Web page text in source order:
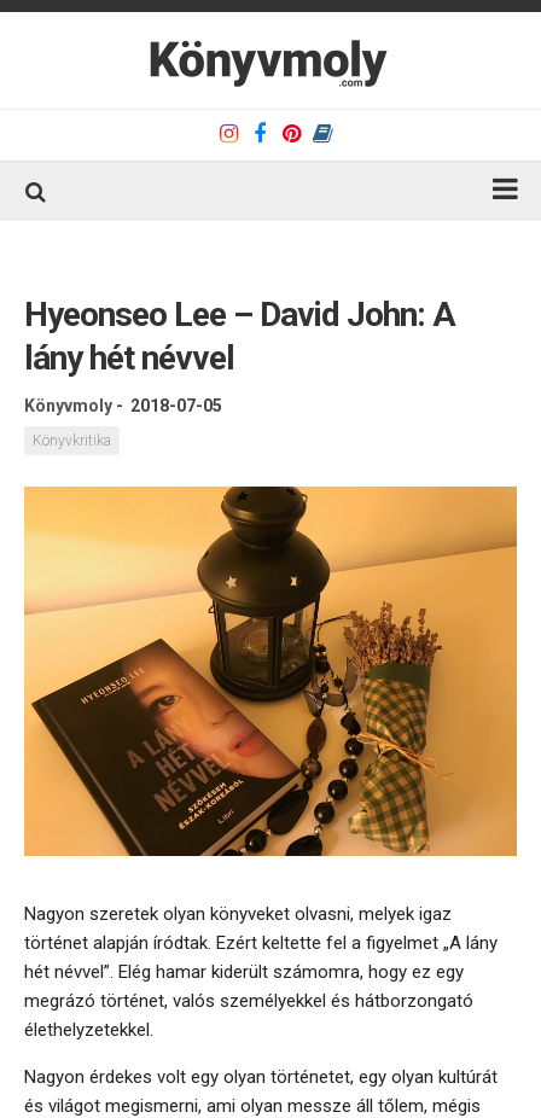
Könyvajánló
Kapcsolat
Olvasó sarok
Hyeonseo Lee – David John: A
lány hét névvel
Könyvmoly - 2018-07-05
Könyvkritika
Nagyon szeretek olyan könyveket olvasni, melyek igaz
történet alapján íródtak. Ezért keltette fel a figyelmet „A lány
hét névvel”. Elég hamar kiderült számomra, hogy ez egy
megrázó történet, valós személyekkel és hátborzongató
élethelyzetekkel.
Nagyon érdekes volt egy olyan történetet, egy olyan kultúrát
és világot megismerni, ami olyan messze áll tőlem, mégis